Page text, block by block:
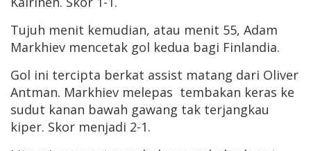
Tujuh menit kemudian, atau menit 55, Adam
Markhiev mencetak gol kedua bagi Finlandia.
Gol ini tercipta berkat assist matang dari Oliver
Antman. Markhiev melepas tembakan keras ke
sudut kanan bawah gawang tak terjangkau
kiper. Skor menjadi 2-1.